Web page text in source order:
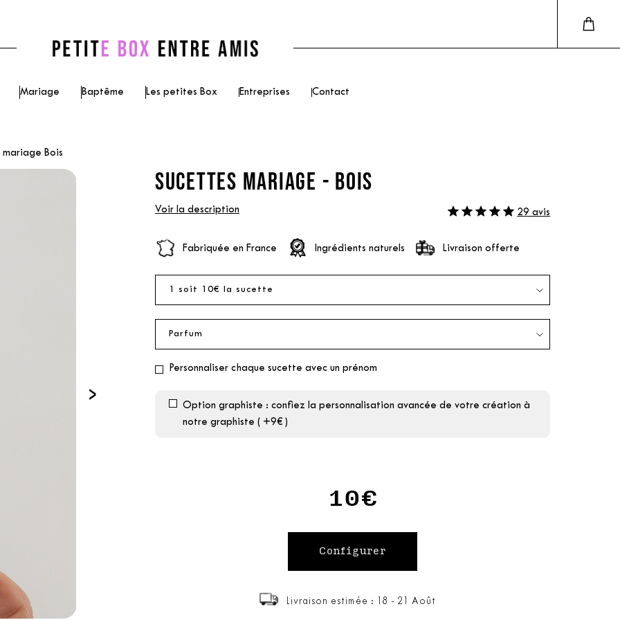
Mariage Baptême Les petites Box Entreprises Contact
mariage Bois
›
SUCETTES MARIAGE - BOIS
Voir la description 29 avis
Fabriquée en France Ingrédients naturels Livraison offerte
Personnaliser chaque sucette avec un prénom
Option graphiste : confiez la personnalisation avancée de votre création à
notre graphiste ( +9€ )
10€
Livraison estimée : 18 - 21 Août